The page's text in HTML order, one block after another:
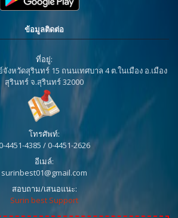
ข้อมูลติดต่อ
ที่อยู่:
หวัดสุรินทร์ 15 ถนนเทศบาล 4 ต.ในเมือง อ.เมือง
สุรินทร์ จ.สุรินทร์ 32000
โทรศัพท์:
4451-4385 / 0-4451-2626
อีเมล์:
surinbest01@gmail.com
สอบถาม/เสนอแนะ:
Surin best Support